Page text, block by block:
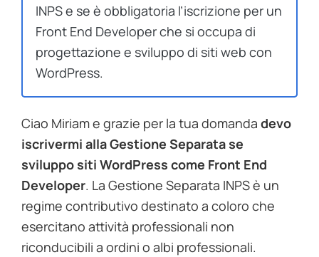
INPS e se è obbligatoria l’iscrizione per un
Front End Developer che si occupa di
progettazione e sviluppo di siti web con
WordPress.
Ciao Miriam e grazie per la tua domanda devo
iscrivermi alla Gestione Separata se
sviluppo siti WordPress come Front End
Developer. La Gestione Separata INPS è un
regime contributivo destinato a coloro che
esercitano attività professionali non
riconducibili a ordini o albi professionali.